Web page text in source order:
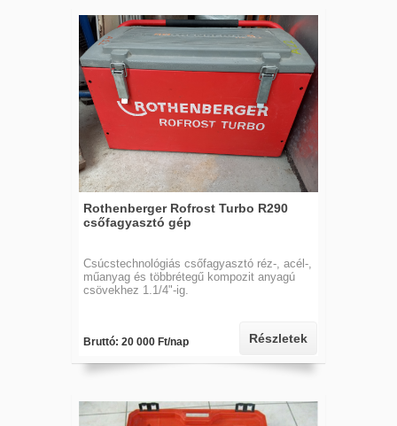
Rothenberger Rofrost Turbo R290
csőfagyasztó gép
Csúcstechnológiás csőfagyasztó réz-, acél-,
műanyag és többrétegű kompozit anyagú
csövekhez 1.1/4"-ig.
Bruttó: 20 000 Ft/nap Részletek